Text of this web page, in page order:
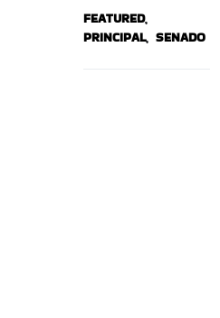
FEATURED,
PRINCIPAL, SENADO